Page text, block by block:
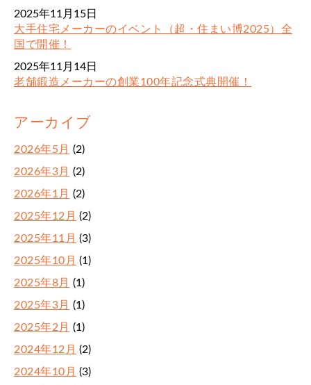
2025年11月15日
大手住宅メーカーのイベント（超・住まい博2025）全
国で開催！
2025年11月14日
老舗鍛造メーカーの創業100年記念式典開催！
アーカイブ
2026年5月 (2)
2026年3月 (2)
2026年1月 (2)
2025年12月 (2)
2025年11月 (3)
2025年10月 (1)
2025年8月 (1)
2025年3月 (1)
2025年2月 (1)
2024年12月 (2)
2024年10月 (3)